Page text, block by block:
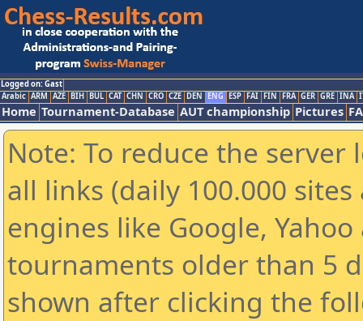
Logged on: Gast
Arabic ARM AZE BIH BUL CAT CHN CRO CZE DEN ENG ESP FAI FIN FRA GER GRE INA
Home Tournament-Database AUT championship Pictures
Note: To reduce the
all links (daily 100.000
engines like Google,
tournaments older than 5
shown after clicking the